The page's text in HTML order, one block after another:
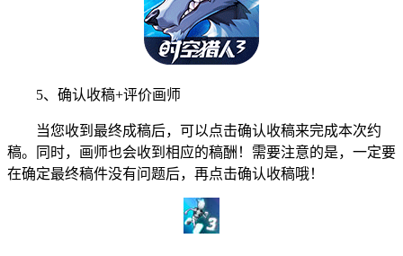
5、确认收稿+评价画师
当您收到最终成稿后，可以点击确认收稿来完成本次约
稿。同时，画师也会收到相应的稿酬！需要注意的是，一定要
在确定最终稿件没有问题后，再点击确认收稿哦！